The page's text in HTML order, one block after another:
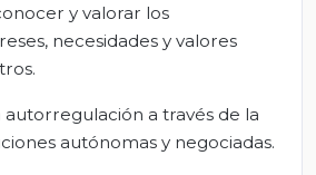
y valorar los
necesidades y valores
autorregulación a través de la
autónomas y negociadas.